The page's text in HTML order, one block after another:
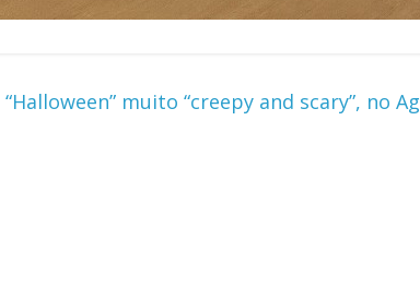
muito “creepy and scary”, no